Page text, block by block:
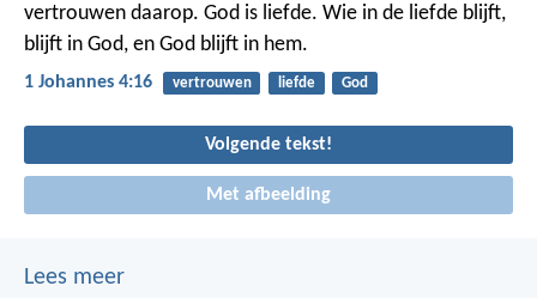
vertrouwen daarop. God is liefde. Wie in de liefde blijft,
blijft in God, en God blijft in hem.
1 Johannes 4:16 vertrouwen liefde God
Volgende tekst!
Met afbeelding
Lees meer